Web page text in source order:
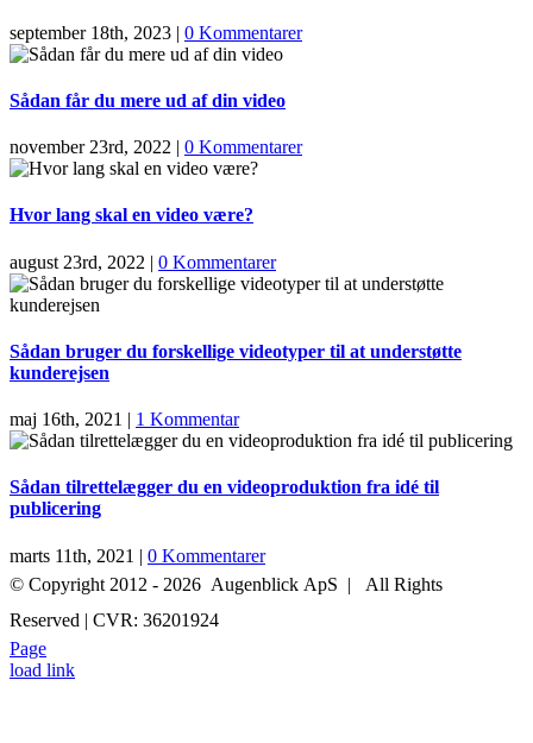
september 18th, 2023 | 0 Kommentarer
Sådan får du mere ud af din video
november 23rd, 2022 | 0 Kommentarer
Hvor lang skal en video være?
august 23rd, 2022 | 0 Kommentarer
Sådan bruger du forskellige videotyper til at understøtte
kunderejsen
maj 16th, 2021 | 1 Kommentar
Sådan tilrettelægger du en videoproduktion fra idé til
publicering
marts 11th, 2021 | 0 Kommentarer
© Copyright 2012 - 2026 Augenblick ApS | All Rights
Reserved | CVR: 36201924
Page
load link